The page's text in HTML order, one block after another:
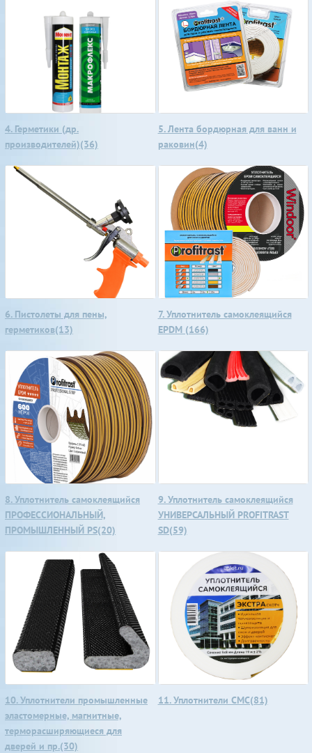
4. Герметики (др.
производителей)(36)
5. Лента бордюрная для ванн и
раковин(4)
6. Пистолеты для пены,
герметиков(13)
7. Уплотнитель самоклеящийся
EPDM (166)
8. Уплотнитель самоклеящийся
ПРОФЕССИОНАЛЬНЫЙ,
ПРОМЫШЛЕННЫЙ PS(20)
9. Уплотнитель самоклеящийся
УНИВЕРСАЛЬНЫЙ PROFITRAST
SD(59)
10. Уплотнители промышленные
эластомерные, магнитные,
терморасширяющиеся для
дверей и пр.(30)
11. Уплотнители СМС(81)